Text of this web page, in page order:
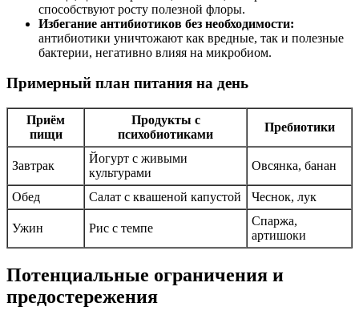
способствуют росту полезной флоры.
Избегание антибиотиков без необходимости:
антибиотики уничтожают как вредные, так и полезные
бактерии, негативно влияя на микробиом.
Примерный план питания на день
Приём
пищи
Продукты с
психобиотиками
Пребиотики
Завтрак
Йогурт с живыми
культурами
Овсянка, банан
Обед Салат с квашеной капустой Чеснок, лук
Ужин Рис с темпе
Спаржа,
артишоки
Потенциальные ограничения и
предостережения